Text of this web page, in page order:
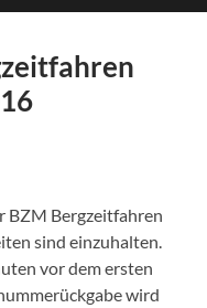
BZM Bergzeitfahren
sind einzuhalten.
vor dem ersten
wird